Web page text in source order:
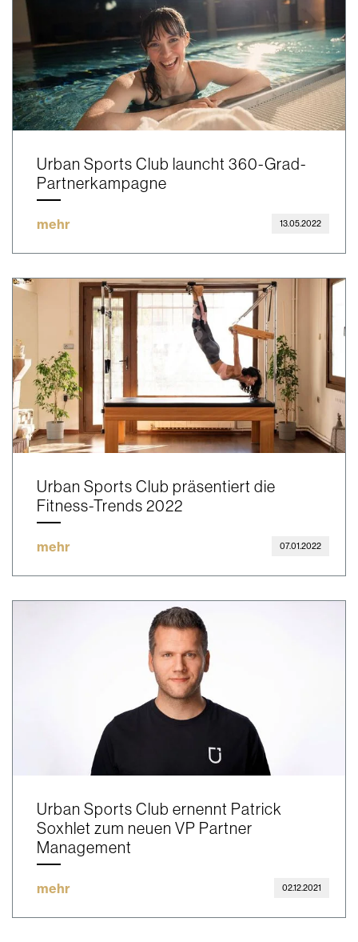
Urban Sports Club launcht 360-Grad-
Partnerkampagne
mehr 13.05.2022
Urban Sports Club präsentiert die
Fitness-Trends 2022
mehr 07.01.2022
Urban Sports Club ernennt Patrick
Soxhlet zum neuen VP Partner
Management
mehr 02.12.2021